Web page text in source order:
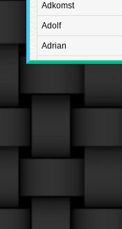
Adkomst
Adolf
Adrian
Advent
Aetatis suae
Agapetus